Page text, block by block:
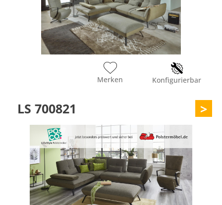
Merken Konfigurierbar
LS 700821 >